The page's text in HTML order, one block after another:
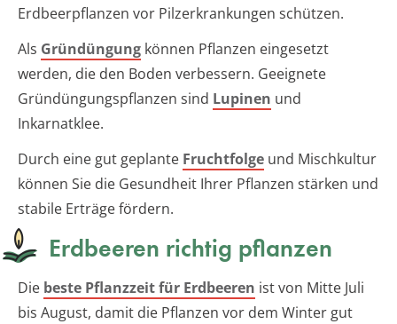
Erdbeerpflanzen vor Pilzerkrankungen schützen.
Als Gründüngung können Pflanzen eingesetzt
werden, die den Boden verbessern. Geeignete
Gründüngungspflanzen sind Lupinen und
Inkarnatklee.
Durch eine gut geplante Fruchtfolge und Mischkultur
können Sie die Gesundheit Ihrer Pflanzen stärken und
stabile Erträge fördern.
Erdbeeren richtig pflanzen
Die beste Pflanzzeit für Erdbeeren ist von Mitte Juli
bis August, damit die Pflanzen vor dem Winter gut